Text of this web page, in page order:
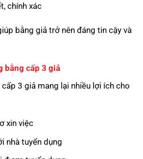
chính xác
bằng giả trở nên đáng tin cậy và
bằng cấp 3 giả
3 giả mang lại nhiều lợi ích cho
xin việc
nhà tuyển dụng